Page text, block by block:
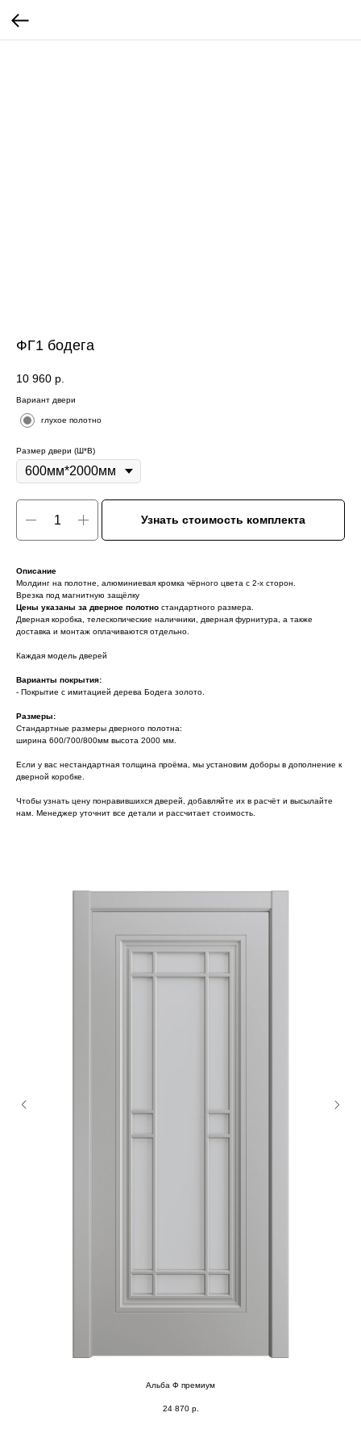
ФГ1 бодега
10 960 р.
Вариант двери
глухое полотно
Размер двери (Ш*В)
Узнать стоимость комплекта
Описание
Молдинг на полотне, алюминиевая кромка чёрного цвета с 2-х сторон.
Врезка под магнитную защёлку
Цены указаны за дверное полотно стандартного размера.
Дверная коробка, телескопические наличники, дверная фурнитура, а также
доставка и монтаж оплачиваются отдельно.
Каждая модель дверей
Варианты покрытия:
- Покрытие с имитацией дерева Бодега золото.
Размеры:
Стандартные размеры дверного полотна:
ширина 600/700/800мм высота 2000 мм.
Если у вас нестандартная толщина проёма, мы установим доборы в дополнение к
дверной коробке.
Чтобы узнать цену понравившихся дверей, добавляйте их в расчёт и высылайте
нам. Менеджер уточнит все детали и рассчитает стоимость.
Альба Ф премиум
24 870 р.